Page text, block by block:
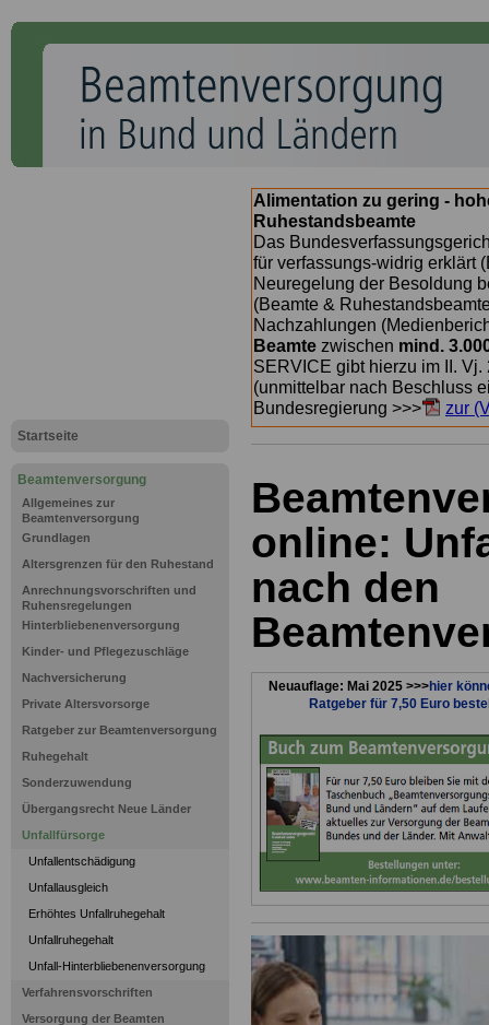
Startseite
Beamtenversorgung
Allgemeines zur
Beamtenversorgung
Grundlagen
Altersgrenzen für den Ruhestand
Anrechnungsvorschriften und
Ruhensregelungen
Hinterbliebenenversorgung
Kinder- und Pflegezuschläge
Nachversicherung
Private Altersvorsorge
Ratgeber zur Beamtenversorgung
Ruhegehalt
Sonderzuwendung
Übergangsrecht Neue Länder
Unfallfürsorge
Unfallentschädigung
Unfallausgleich
Erhöhtes Unfallruhegehalt
Unfallruhegehalt
Unfall-Hinterbliebenenversorgung
Verfahrensvorschriften
Versorgung der Beamten
Alimentation zu gering -
Ruhestandsbeamte
Das
für verfassungs-widrig erklärt
Neuregelung der Besoldung
(Beamte &
Nachzahlungen
Beamte zwischen mind.
SERVICE gibt hierzu im II.
(unmittelbar nach Beschluss
Bundesregierung >>>
zur
online:
nach den
Neuauflage: Mai 2025 >>>hier
Ratgeber für 7,50 Euro